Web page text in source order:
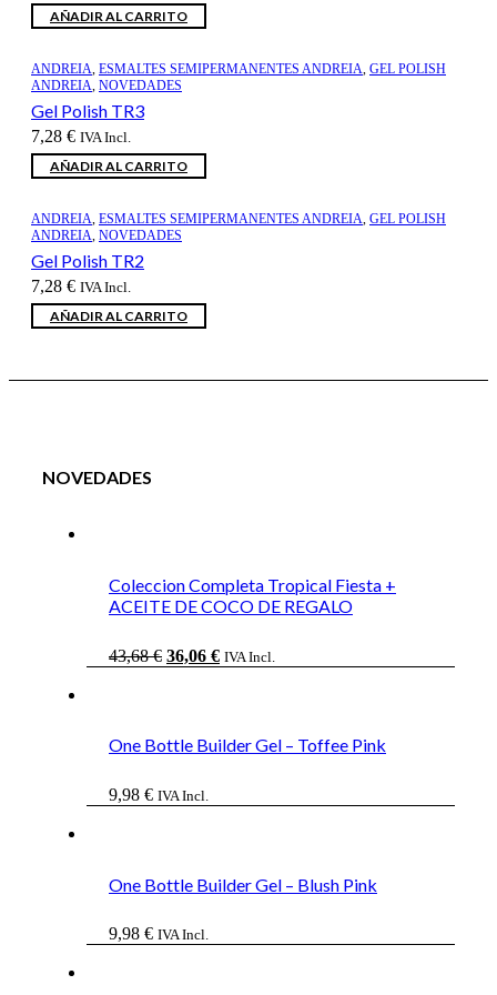
AÑADIR AL CARRITO
ANDREIA, ESMALTES SEMIPERMANENTES ANDREIA, GEL POLISH
ANDREIA, NOVEDADES
Gel Polish TR3
7,28 € IVA Incl.
AÑADIR AL CARRITO
ANDREIA, ESMALTES SEMIPERMANENTES ANDREIA, GEL POLISH
ANDREIA, NOVEDADES
Gel Polish TR2
7,28 € IVA Incl.
AÑADIR AL CARRITO
NOVEDADES
Coleccion Completa Tropical Fiesta +
ACEITE DE COCO DE REGALO
43,68€ El
36,06 €ElIVA Incl.
One Bottle Builder Gel – Toffee Pink
9,98 € IVA Incl.
One Bottle Builder Gel – Blush Pink
9,98 € IVA Incl.